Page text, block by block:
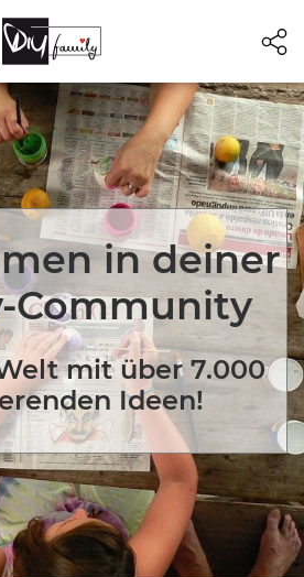
in deiner
Community
mit über 7.000
Ideen!